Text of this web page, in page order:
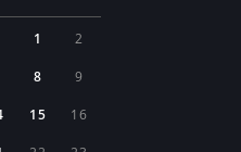
1 2
8 9
15 16